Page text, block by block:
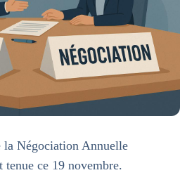
Négociation Annuelle
ce 19 novembre.